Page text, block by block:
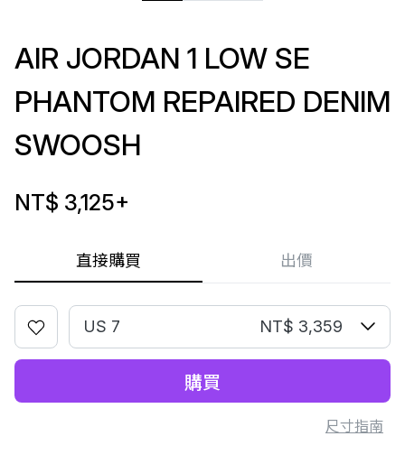
直接購買 出價
AIR JORDAN 1 LOW SE
PHANTOM REPAIRED DENIM
SWOOSH
NT$ 3,125+
US 7 NT$ 3,359
購買
尺寸指南